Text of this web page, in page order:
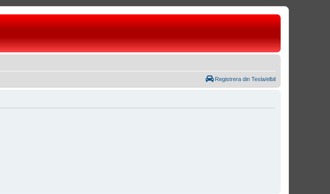
Registrera din Tesla/elbil